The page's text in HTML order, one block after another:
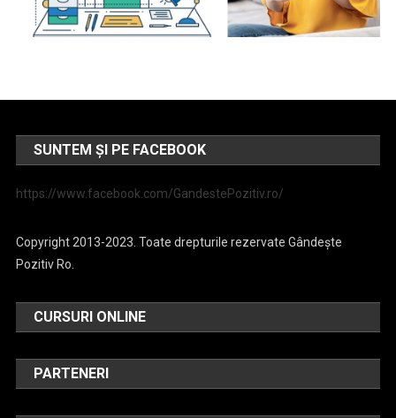
SUNTEM ȘI PE FACEBOOK
https://www.facebook.com/GandestePozitiv.ro/
Copyright 2013-2023. Toate drepturile rezervate Gândește
Pozitiv Ro.
CURSURI ONLINE
PARTENERI